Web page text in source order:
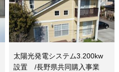
太陽光発電システム3.200kw
設置 /長野県共同購入事業